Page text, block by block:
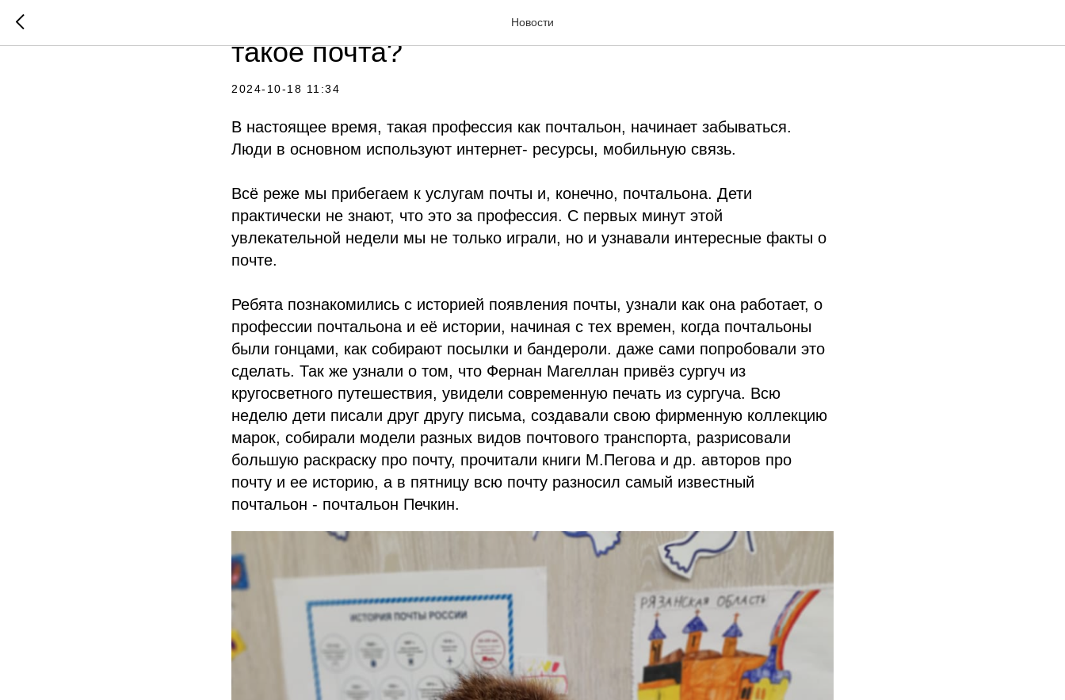
Новости
Знают ли наши современные школьники, что
такое почта?
2024-10-18 11:34
В настоящее время, такая профессия как почтальон, начинает забываться.
Люди в основном используют интернет- ресурсы, мобильную связь.
Всё реже мы прибегаем к услугам почты и, конечно, почтальона. Дети
практически не знают, что это за профессия. С первых минут этой
увлекательной недели мы не только играли, но и узнавали интересные факты о
почте.
Ребята познакомились с историей появления почты, узнали как она работает, о
профессии почтальона и её истории, начиная с тех времен, когда почтальоны
были гонцами, как собирают посылки и бандероли. даже сами попробовали это
сделать. Так же узнали о том, что Фернан Магеллан привёз сургуч из
кругосветного путешествия, увидели современную печать из сургуча. Всю
неделю дети писали друг другу письма, создавали свою фирменную коллекцию
марок, собирали модели разных видов почтового транспорта, разрисовали
большую раскраску про почту, прочитали книги М.Пегова и др. авторов про
почту и ее историю, а в пятницу всю почту разносил самый известный
почтальон - почтальон Печкин.